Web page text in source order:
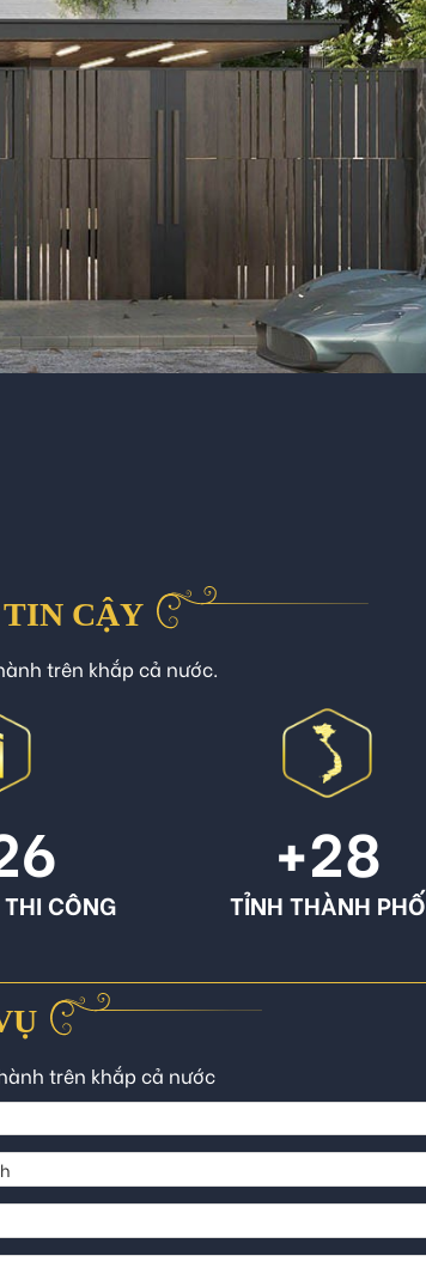
CẬY
trên khắp cả nước.
CÔNG
+28
TỈNH THÀNH PHỐ
trên khắp cả nước